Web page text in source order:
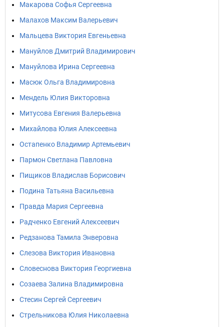
Макарова Софья Сергеевна
Малахов Максим Валерьевич
Мальцева Виктория Евгеньевна
Мануйлов Дмитрий Владимирович
Мануйлова Ирина Сергеевна
Масюк Ольга Владимировна
Мендель Юлия Викторовна
Митусова Евгения Валерьевна
Михайлова Юлия Алексеевна
Остапенко Владимир Артемьевич
Пармон Светлана Павловна
Пищиков Владислав Борисович
Подина Татьяна Васильевна
Правда Мария Сергеевна
Радченко Евгений Алексеевич
Редзанова Тамила Энверовна
Слезова Виктория Ивановна
Словеснова Виктория Георгиевна
Созаева Залина Владимировна
Стесин Сергей Сергеевич
Стрельникова Юлия Николаевна